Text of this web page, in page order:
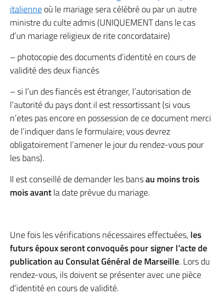
italienneoù le mariage sera célébré ou par un autre
ministre du culte admis (UNIQUEMENT dans le cas
d’un mariage religieux de rite concordataire)
– photocopie des documents d’identité en cours de
validité des deux fiancés
– si l’un des fiancés est étranger, l’autorisation de
l’autorité du pays dont il est ressortissant (si vous
n’etes pas encore en possession de ce document merci
de l’indiquer dans le formulaire; vous devrez
obligatoirement l’amener le jour du rendez-vous pour
les bans).
Il est conseillé de demander les bansau moins trois
mois avantla date prévue du mariage.
Une fois les vérifications nécessaires effectuées, les
futurs époux seront convoqués pour signer l’acte de
publication au Consulat Général de Marseille. Lors du
rendez-vous, ils doivent se présenter avec une pièce
d’identité en cours de validité.